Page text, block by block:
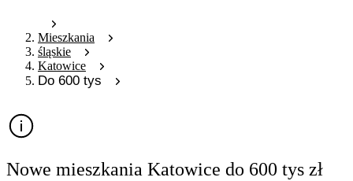
Mieszkania
śląskie
Katowice
Do 600 tys
Nowe mieszkania Katowice do 600 tys zł